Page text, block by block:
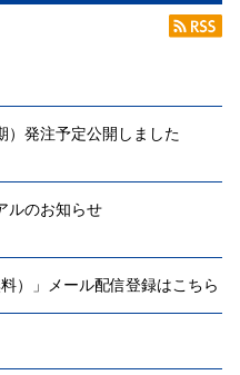
）発注予定公開しました
ルのお知らせ
）」メール配信登録はこちら